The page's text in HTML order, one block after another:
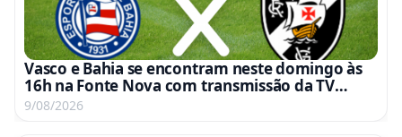
Vasco e Bahia se encontram neste domingo às
16h na Fonte Nova com transmissão da TV
Globo e Premiere
9/08/2026